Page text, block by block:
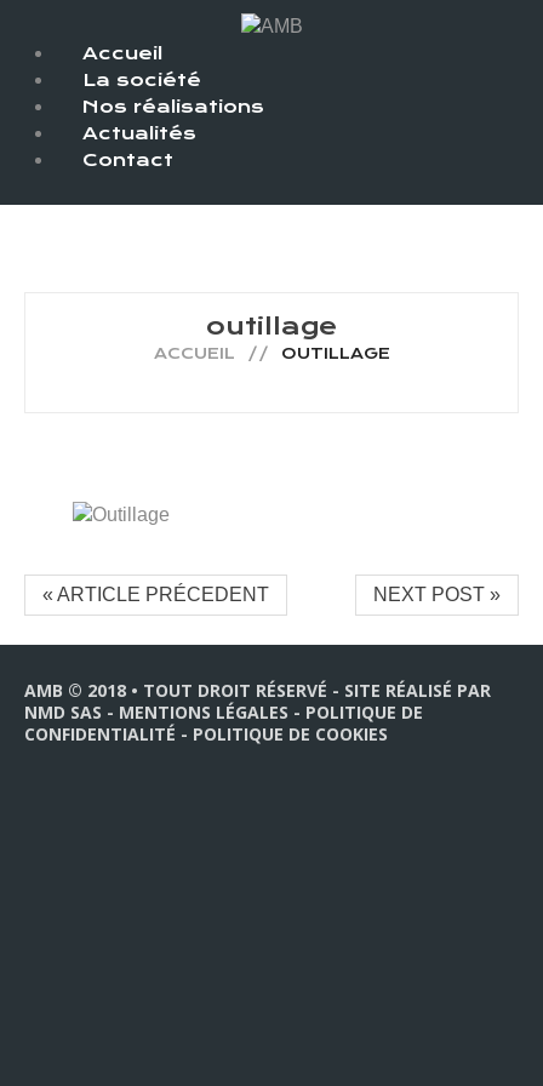
Accueil
La société
Nos réalisations
Actualités
Contact
outillage
ACCUEIL OUTILLAGE
« ARTICLE PRÉCEDENT NEXT POST »
AMB © 2018 • TOUT DROIT RÉSERVÉ - SITE RÉALISÉ PAR
NMD SAS - MENTIONS LÉGALES - POLITIQUE DE
CONFIDENTIALITÉ - POLITIQUE DE COOKIES